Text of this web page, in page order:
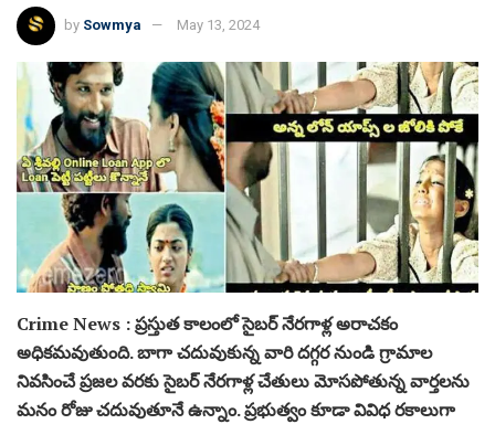
by Sowmya May 13, 2024
Crime News : ప్రస్తుత కాలంలో సైబర్‌ నేరగాళ్ల అరాచకం
అధికమవుతుంది. బాగా చదువుకున్న వారి దగ్గర నుండి గ్రామాల
నివసించే ప్రజల వరకు సైబర్‌ నేరగాళ్ల చేతులు మోసపోతున్న వార్తలను
మనం రోజు చదువుతూనే ఉన్నాం. ప్రభుత్వం కూడా వివిధ రకాలుగా